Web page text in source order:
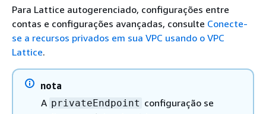
Para Lattice autogerenciado, configurações entre
contas e configurações avançadas, consulte Conecte-
se a recursos privados em sua VPC usando o VPC
Lattice.
nota
A privateEndpoint configuração se